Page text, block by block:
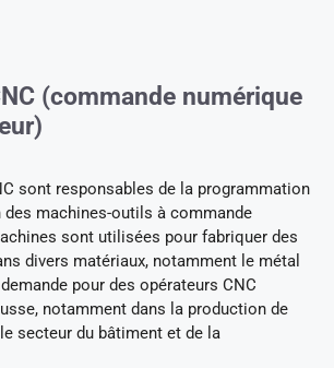
(commande numérique
sont responsables de la programmation
des machines-outils à commande
sont utilisées pour fabriquer des
divers matériaux, notamment le métal
pour des opérateurs CNC
notamment dans la production de
secteur du bâtiment et de la